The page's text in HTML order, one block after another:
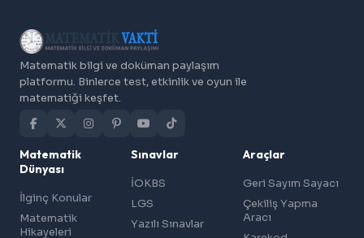
Matematik bilgi ve doküman paylaşım
platformu. Binlerce test, etkinlik ve oyun ile
matematiği keşfet.
Matematik
Dünyası
İlginç Konular
Matematik
Hikayeleri
Sınavlar
İOKBS
LGS
Yazılı Sınavlar
Araçlar
Geri Sayım Sayacı
Çekiliş Yapma
Aracı